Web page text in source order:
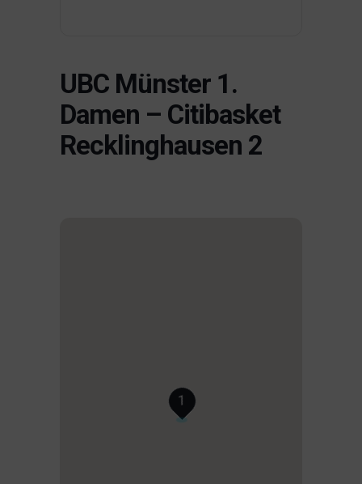
UBC Münster 1.
Damen – Citibasket
Recklinghausen 2
1